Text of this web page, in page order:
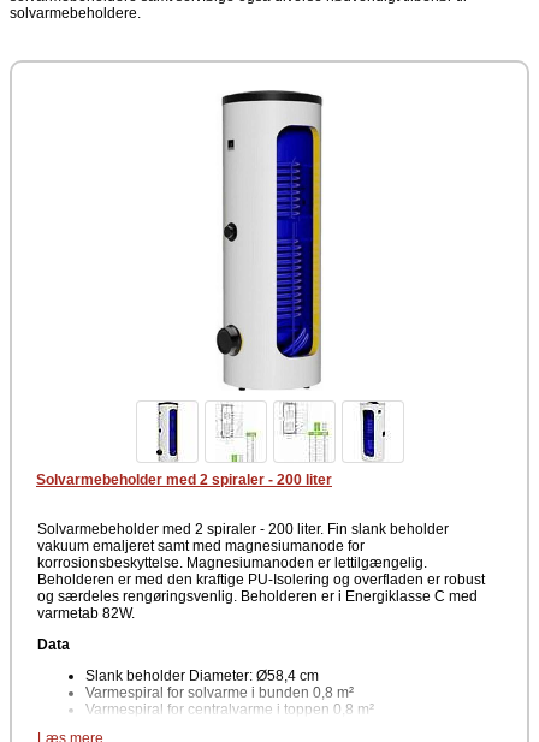
solvarmebeholdere.
Solvarmebeholder med 2 spiraler - 200 liter
Solvarmebeholder med 2 spiraler - 200 liter. Fin slank beholder
vakuum emaljeret samt med magnesiumanode for
korrosionsbeskyttelse. Magnesiumanoden er lettilgængelig.
Beholderen er med den kraftige PU-Isolering og overfladen er robust
og særdeles rengøringsvenlig. Beholderen er i Energiklasse C med
varmetab 82W.
Data
Slank beholder Diameter: Ø58,4 cm
Varmespiral for solvarme i bunden 0,8 m²
Varmespiral for centralvarme i toppen 0,8 m²
Læs mere